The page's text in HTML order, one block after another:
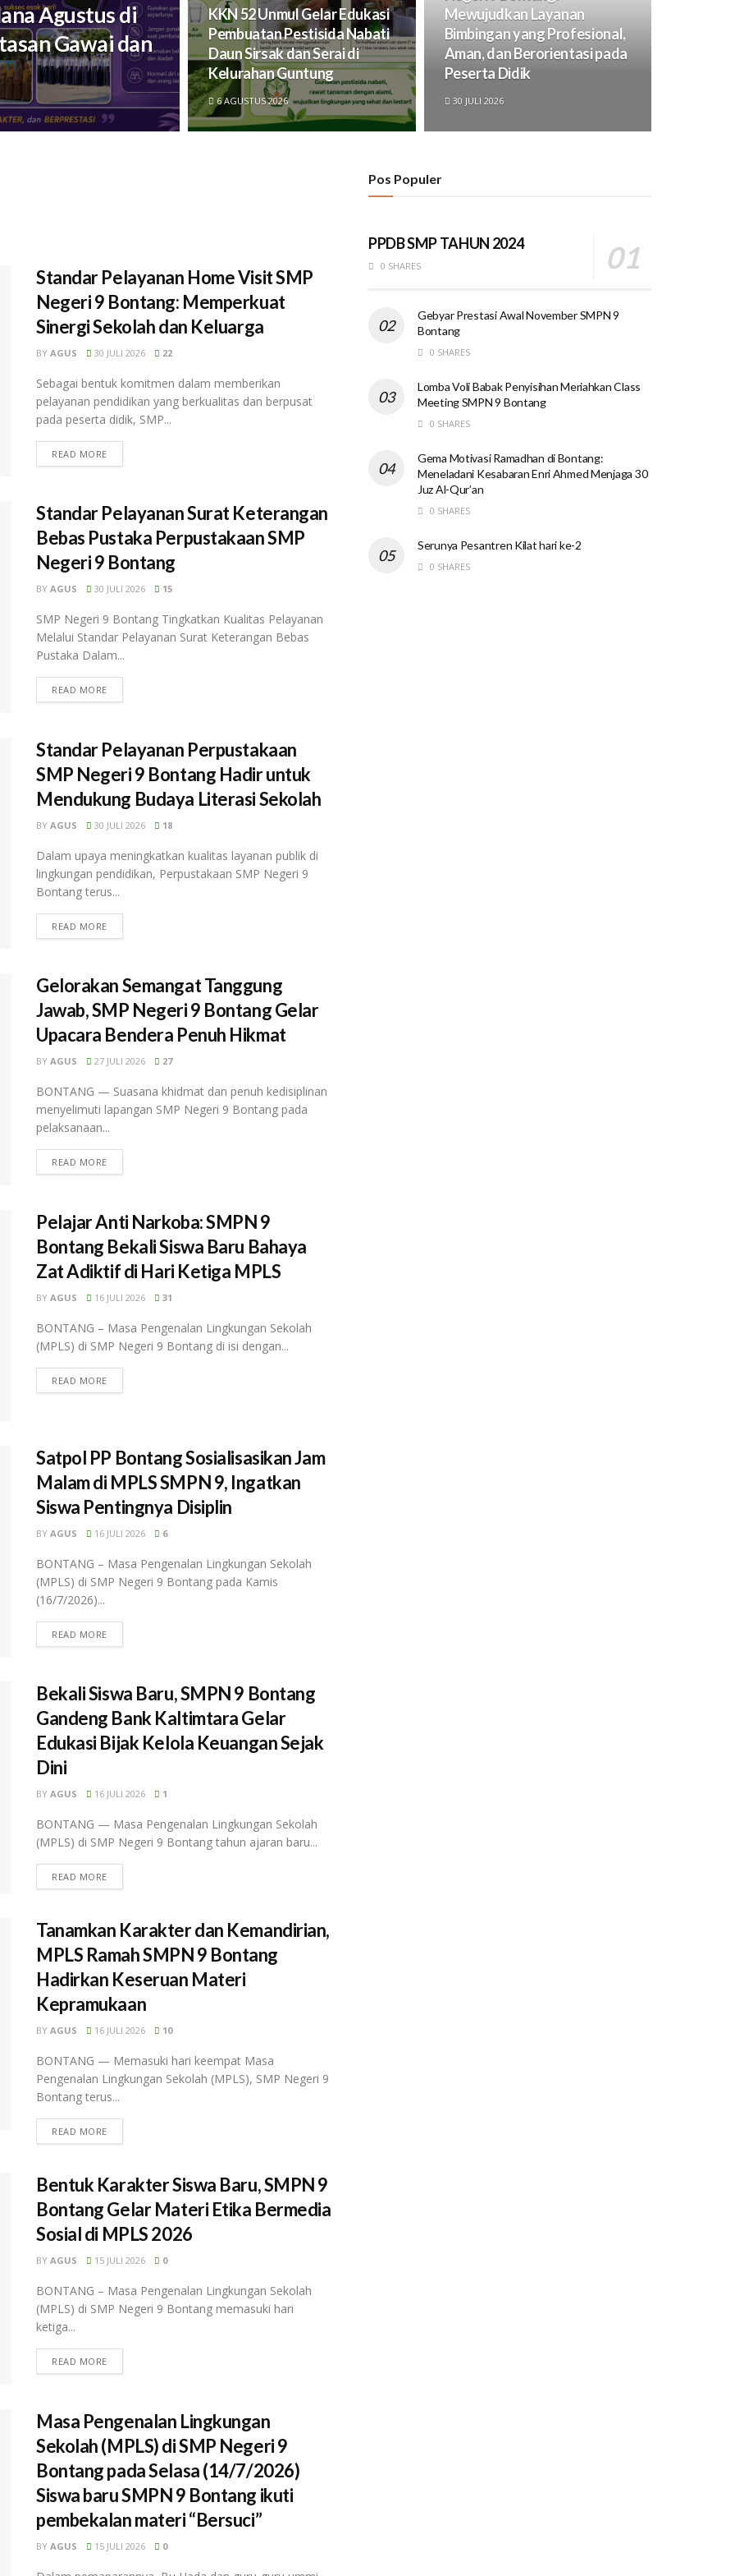
Agustus di
Gawai dan
KKN 52 Unmul Gelar Edukasi
Pembuatan Pestisida Nabati
Daun Sirsak dan Serai di
Kelurahan Guntung
6 AGUSTUS 2026
Mewujudkan Layanan
Bimbingan yang Profesional,
Aman, dan Berorientasi pada
Peserta Didik
30 JULI 2026
Standar Pelayanan Home Visit SMP
Negeri 9 Bontang: Memperkuat
Sinergi Sekolah dan Keluarga
BY AGUS 30 JULI 2026 22
Sebagai bentuk komitmen dalam memberikan
pelayanan pendidikan yang berkualitas dan berpusat
pada peserta didik, SMP...
READ MORE
Standar Pelayanan Surat Keterangan
Bebas Pustaka Perpustakaan SMP
Negeri 9 Bontang
BY AGUS 30 JULI 2026 15
SMP Negeri 9 Bontang Tingkatkan Kualitas Pelayanan
Melalui Standar Pelayanan Surat Keterangan Bebas
Pustaka Dalam...
READ MORE
Standar Pelayanan Perpustakaan
SMP Negeri 9 Bontang Hadir untuk
Mendukung Budaya Literasi Sekolah
BY AGUS 30 JULI 2026 18
Dalam upaya meningkatkan kualitas layanan publik di
lingkungan pendidikan, Perpustakaan SMP Negeri 9
Bontang terus...
READ MORE
Gelorakan Semangat Tanggung
Jawab, SMP Negeri 9 Bontang Gelar
Upacara Bendera Penuh Hikmat
BY AGUS 27 JULI 2026 27
BONTANG — Suasana khidmat dan penuh kedisiplinan
menyelimuti lapangan SMP Negeri 9 Bontang pada
pelaksanaan...
READ MORE
Pelajar Anti Narkoba: SMPN 9
Bontang Bekali Siswa Baru Bahaya
Zat Adiktif di Hari Ketiga MPLS
BY AGUS 16 JULI 2026 31
BONTANG – Masa Pengenalan Lingkungan Sekolah
(MPLS) di SMP Negeri 9 Bontang di isi dengan...
READ MORE
Satpol PP Bontang Sosialisasikan Jam
Malam di MPLS SMPN 9, Ingatkan
Siswa Pentingnya Disiplin
BY AGUS 16 JULI 2026 6
BONTANG – Masa Pengenalan Lingkungan Sekolah
(MPLS) di SMP Negeri 9 Bontang pada Kamis
(16/7/2026)...
READ MORE
Bekali Siswa Baru, SMPN 9 Bontang
Gandeng Bank Kaltimtara Gelar
Edukasi Bijak Kelola Keuangan Sejak
Dini
BY AGUS 16 JULI 2026 1
BONTANG — Masa Pengenalan Lingkungan Sekolah
(MPLS) di SMP Negeri 9 Bontang tahun ajaran baru...
READ MORE
Tanamkan Karakter dan Kemandirian,
MPLS Ramah SMPN 9 Bontang
Hadirkan Keseruan Materi
Kepramukaan
BY AGUS 16 JULI 2026 10
BONTANG — Memasuki hari keempat Masa
Pengenalan Lingkungan Sekolah (MPLS), SMP Negeri 9
Bontang terus...
READ MORE
Bentuk Karakter Siswa Baru, SMPN 9
Bontang Gelar Materi Etika Bermedia
Sosial di MPLS 2026
BY AGUS 15 JULI 2026 0
BONTANG – Masa Pengenalan Lingkungan Sekolah
(MPLS) di SMP Negeri 9 Bontang memasuki hari
ketiga...
READ MORE
Masa Pengenalan Lingkungan
Sekolah (MPLS) di SMP Negeri 9
Bontang pada Selasa (14/7/2026)
Siswa baru SMPN 9 Bontang ikuti
pembekalan materi “Bersuci”
BY AGUS 15 JULI 2026 0
Pos Populer
PPDB SMP TAHUN 2024
0 SHARES
Gebyar Prestasi Awal November SMPN 9
Bontang
0 SHARES
Lomba Voli Babak Penyisihan Meriahkan Class
Meeting SMPN 9 Bontang
0 SHARES
Gema Motivasi Ramadhan di Bontang:
Meneladani Kesabaran Enri Ahmed Menjaga 30
Juz Al-Qur’an
0 SHARES
Serunya Pesantren Kilat hari ke-2
0 SHARES